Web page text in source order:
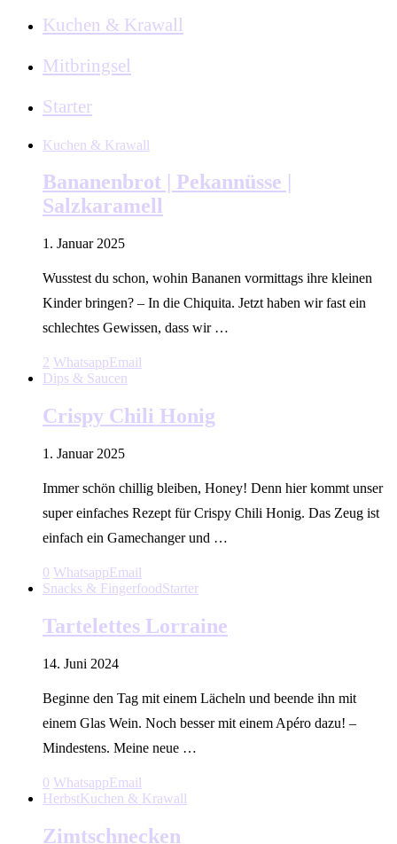
Kuchen & Krawall
Mitbringsel
Starter
Kuchen & Krawall
Bananenbrot | Pekannüsse |
Salzkaramell
1. Januar 2025
Wusstest du schon, wohin Bananen vormittags ihre kleinen
Kinder bringen? – In die Chiquita. Jetzt haben wir fast ein
schlechtes Gewissen, dass wir …
2 WhatsappEmail
Dips & Saucen
Crispy Chili Honig
1. Januar 2025
Immer schön chillig bleiben, Honey! Denn hier kommt unser
super einfaches Rezept für Crispy Chili Honig. Das Zeug ist
einfach ein Gamechanger und …
0 WhatsappEmail
Snacks & FingerfoodStarter
Tartelettes Lorraine
14. Juni 2024
Beginne den Tag mit einem Lächeln und beende ihn mit
einem Glas Wein. Noch besser mit einem Apéro dazu! –
Mindestens. Meine neue …
0 WhatsappEmail
HerbstKuchen & Krawall
Zimtschnecken